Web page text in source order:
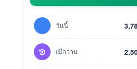
วันนี้
เมื่อวาน